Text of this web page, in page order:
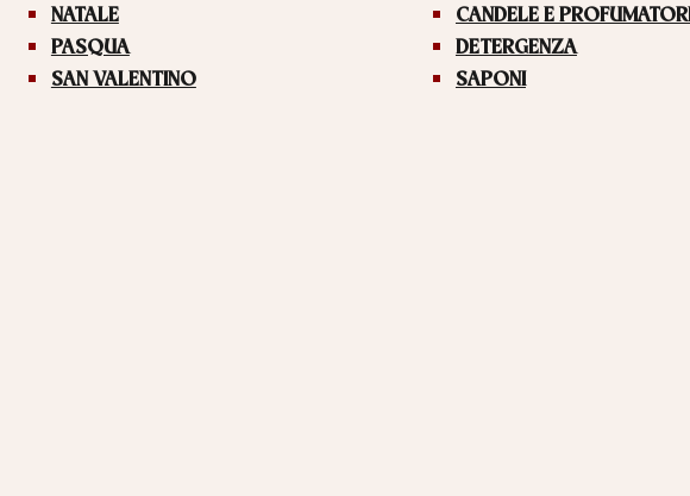
NATALE
PASQUA
SAN VALENTINO
CANDELE E PROFUMATORI
DETERGENZA
SAPONI